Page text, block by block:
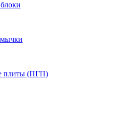
плиты (ПГП)